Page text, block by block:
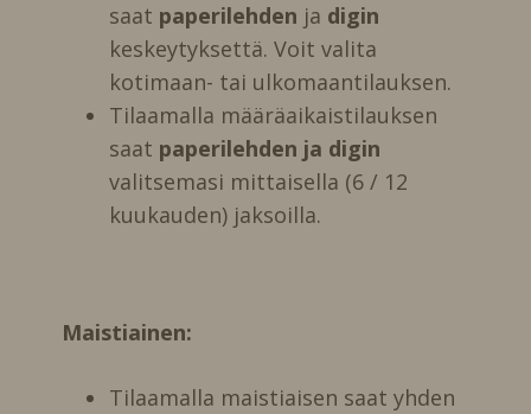
saat paperilehden ja digin
keskeytyksettä. Voit valita
kotimaan- tai ulkomaantilauksen.
Tilaamalla määräaikaistilauksen
saat paperilehden ja digin
valitsemasi mittaisella (6 / 12
kuukauden) jaksoilla.
Maistiainen:
Tilaamalla maistiaisen saat yhden